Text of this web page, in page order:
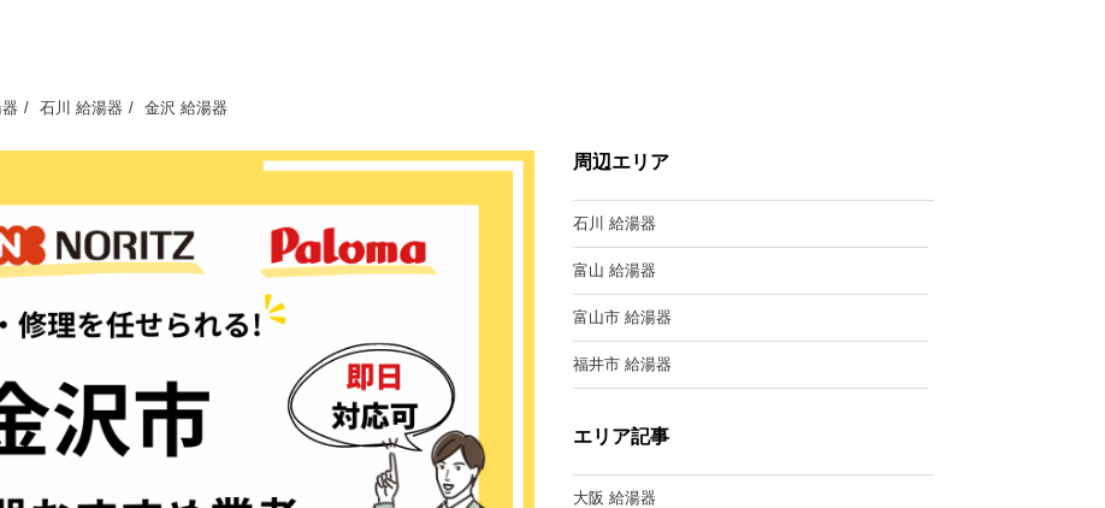
石川 給湯器 金沢 給湯器
周辺エリア
石川 給湯器
富山 給湯器
富山市 給湯器
福井市 給湯器
エリア記事
大阪 給湯器